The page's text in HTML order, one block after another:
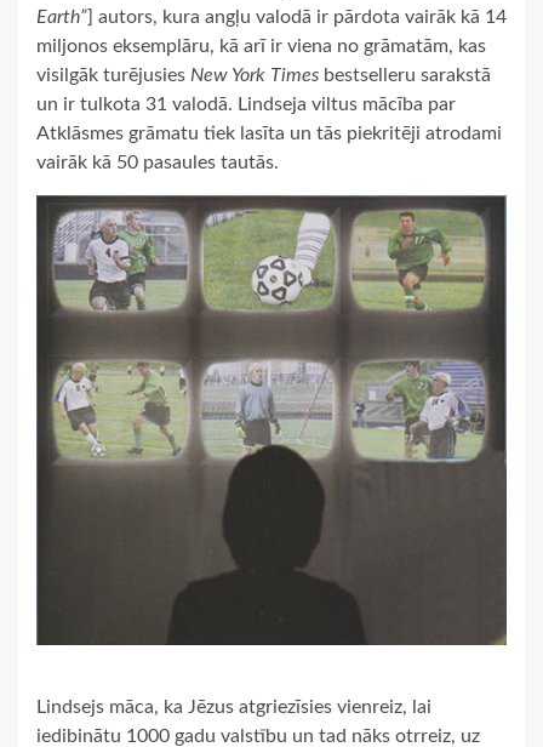
Earth” ] autors, kura angļu valodā ir pārdota vairāk kā 14
miljonos eksemplāru, kā arī ir viena no grāmatām, kas
visilgāk turējusies New York Times bestselleru sarakstā
un ir tulkota 31 valodā. Lindseja viltus mācība par
Atklāsmes grāmatu tiek lasīta un tās piekritēji atrodami
vairāk kā 50 pasaules tautās.
Lindsejs māca, ka Jēzus atgriezīsies vienreiz, lai
iedibinātu 1000 gadu valstību un tad nāks otrreiz, uz